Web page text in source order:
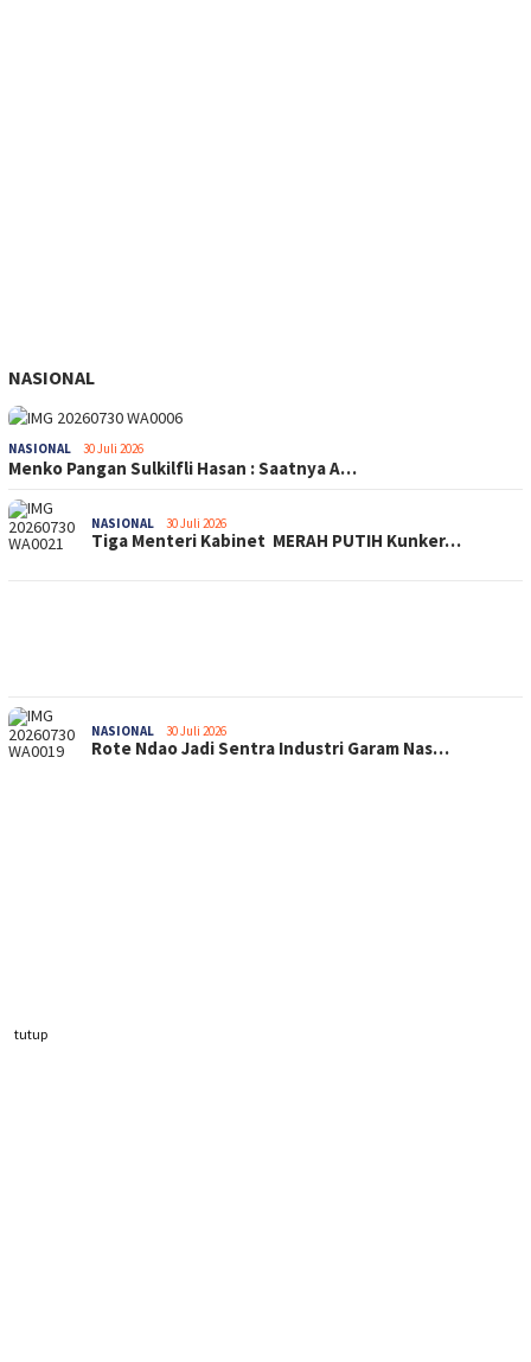
NASIONAL
NASIONAL 30 Juli 2026
Menko Pangan Sulkilfli Hasan : Saatnya A…
NASIONAL 30 Juli 2026
Tiga Menteri Kabinet MERAH PUTIH Kunker…
NASIONAL 30 Juli 2026
Rote Ndao Jadi Sentra Industri Garam Nas…
tutup